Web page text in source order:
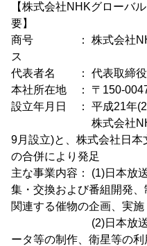
【株式会社NHKグローバ
要】
商号 ： 株式会社NHK
ス
代表者名 ： 代表取締
本社所在地 ： 〒150-
設立年月日 ： 平成21年
株式会社NHK情報
9月設立)と、株式会社日本
の合併により発足
主な事業内容： (1)日本放
集・交換および番組開発
関連する催物の企画、実施
(2)日本放送協会の
ータ等の制作、衛星等の